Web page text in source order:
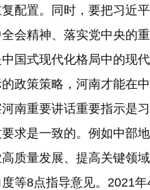
配置。同时，要把习近
会精神、落实党中央的
国式现代化格局中的现
政策策略，河南才能在
重要讲话重要指示是习
求是一致的。例如中部
质量发展、提高关键领
等8点指导意见。2021